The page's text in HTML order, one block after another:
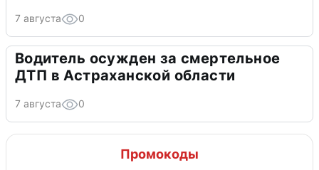
7 августа 0
Водитель осужден за смертельное
ДТП в Астраханской области
7 августа 0
Промокоды